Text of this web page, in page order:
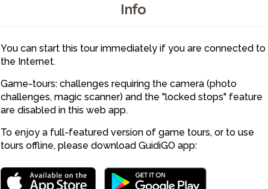
Info
You can start this tour immediately if you are connected to
the Internet.
Game-tours: challenges requiring the camera (photo
challenges, magic scanner) and the "locked stops" feature
are disabled in this web app.
To enjoy a full-featured version of game tours, or to use
tours offline, please download GuidiGO app:
12
1110